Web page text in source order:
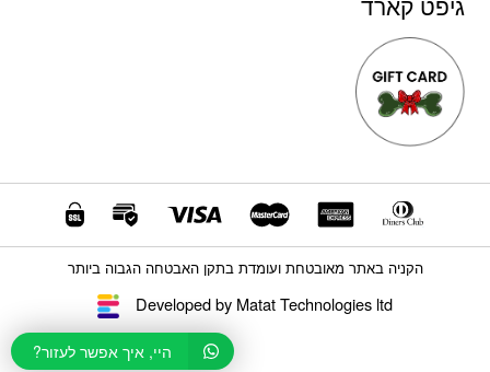
Developed by Matat Technologies ltd
הקניה באתר מאובטחת ועומדת בתקן האבטחה הגבוה ביותר
היי, איך אפשר לעזור?